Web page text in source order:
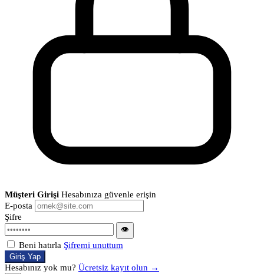
Müşteri Girişi Hesabınıza güvenle erişin
E-posta
Şifre
👁
Beni hatırla Şifremi unuttum
Giriş Yap
Hesabınız yok mu? Ücretsiz kayıt olun →